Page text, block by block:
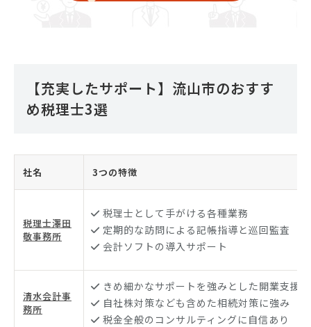
【充実したサポート】流山市のおすす
め税理士3選
社名 3つの特徴
税理士澤田
敬事務所
税理士として手がける各種業務
定期的な訪問による記帳指導と巡回監査
会計ソフトの導入サポート
清水会計事
務所
きめ細かなサポートを強みとした開業支援
自社株対策なども含めた相続対策に強み
税金全般のコンサルティングに自信あり